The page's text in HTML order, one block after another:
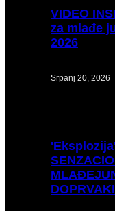
VIDEO
za mlađe
2026
Srpanj 20, 2026